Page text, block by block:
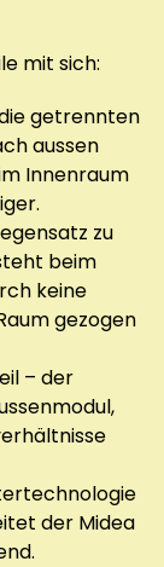
mit sich:
getrennten
aussen
Innenraum
zu
beim
keine
gezogen
– der
der Midea